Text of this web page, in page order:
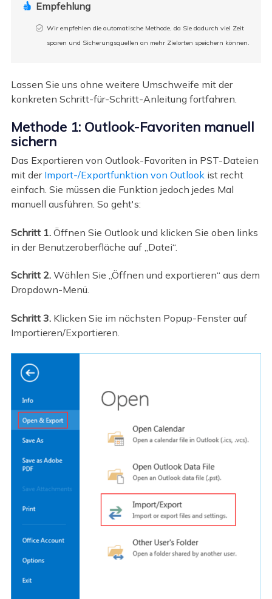
 Empfehlung
Wir empfehlen die automatische Methode, da Sie dadurch viel Zeit
sparen und Sicherungsquellen an mehr Zielorten speichern können.
Lassen Sie uns ohne weitere Umschweife mit der
konkreten Schritt-für-Schritt-Anleitung fortfahren.
Methode 1: Outlook-Favoriten manuell
sichern
Das Exportieren von Outlook-Favoriten in PST-Dateien
mit der Import-/Exportfunktion von Outlookist recht
einfach. Sie müssen die Funktion jedoch jedes Mal
manuell ausführen. So geht's:
Schritt 1.Öffnen Sie Outlook und klicken Sie oben links
in der Benutzeroberfläche auf „Datei“.
Schritt 2.Wählen Sie „Öffnen und exportieren“ aus dem
Dropdown-Menü.
Schritt 3.Klicken Sie im nächsten Popup-Fenster auf
Importieren/Exportieren.